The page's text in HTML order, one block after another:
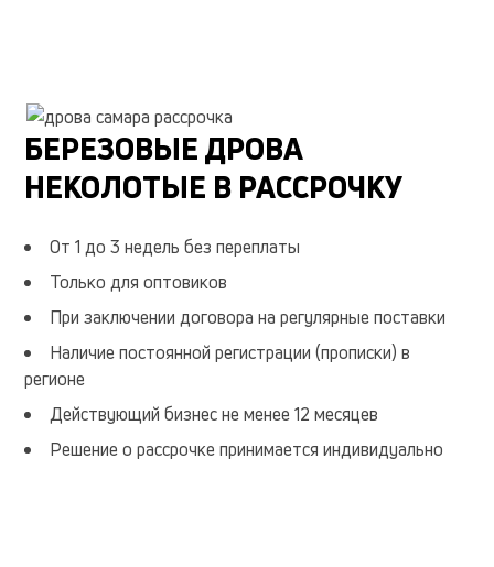
хранения
60см
подойдет
поставляется
регионе
доступной
сосны
будут
БЕРЕЗОВЫЕ ДРОВА
НЕКОЛОТЫЕ В РАССРОЧКУ
От 1 до 3 недель без переплаты
Только для оптовиков
При заключении договора на регулярные поставки
Наличие постоянной регистрации (прописки) в
регионе
Действующий бизнес не менее 12 месяцев
Решение о рассрочке принимается индивидуально